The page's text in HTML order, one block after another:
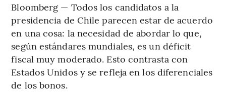
Bloomberg — Todos los candidatos a la
presidencia de Chile parecen estar de acuerdo
en una cosa: la necesidad de abordar lo que,
según estándares mundiales, es un déficit
fiscal muy moderado. Esto contrasta con
Estados Unidos y se refleja en los diferenciales
de los bonos.